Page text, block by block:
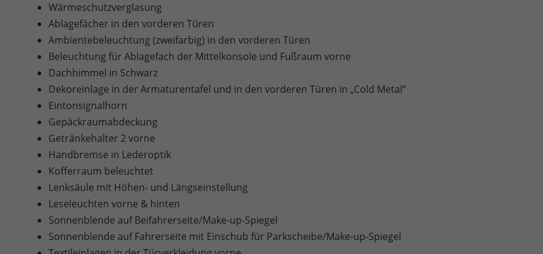
Wärmeschutzverglasung
Ablagefächer in den vorderen Türen
Ambientebeleuchtung (zweifarbig) in den vorderen Türen
Beleuchtung für Ablagefach der Mittelkonsole und Fußraum vorne
Dachhimmel in Schwarz
Dekoreinlage in der Armaturentafel und in den vorderen Türen in „Cold Metal“
Eintonsignalhorn
Gepäckraumabdeckung
Getränkehalter 2 vorne
Handbremse in Lederoptik
Kofferraum beleuchtet
Lenksäule mit Höhen- und Längseinstellung
Leseleuchten vorne & hinten
Sonnenblende auf Beifahrerseite/Make-up-Spiegel
Sonnenblende auf Fahrerseite mit Einschub für Parkscheibe/Make-up-Spiegel